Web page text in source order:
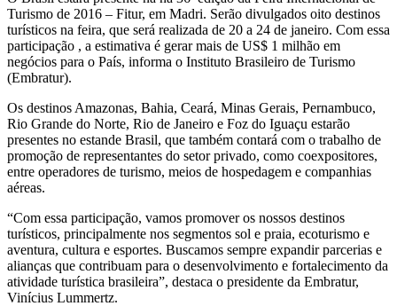
Turismo de 2016 – Fitur, em Madri. Serão divulgados oito destinos
turísticos na feira, que será realizada de 20 a 24 de janeiro. Com essa
participação , a estimativa é gerar mais de US$ 1 milhão em
negócios para o País, informa o Instituto Brasileiro de Turismo
(Embratur).
Os destinos Amazonas, Bahia, Ceará, Minas Gerais, Pernambuco,
Rio Grande do Norte, Rio de Janeiro e Foz do Iguaçu estarão
presentes no estande Brasil, que também contará com o trabalho de
promoção de representantes do setor privado, como coexpositores,
entre operadores de turismo, meios de hospedagem e companhias
aéreas.
“Com essa participação, vamos promover os nossos destinos
turísticos, principalmente nos segmentos sol e praia, ecoturismo e
aventura, cultura e esportes. Buscamos sempre expandir parcerias e
alianças que contribuam para o desenvolvimento e fortalecimento da
atividade turística brasileira”, destaca o presidente da Embratur,
Vinícius Lummertz.